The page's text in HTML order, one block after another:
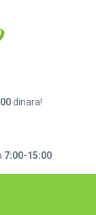
dinara!
7:00-15:00